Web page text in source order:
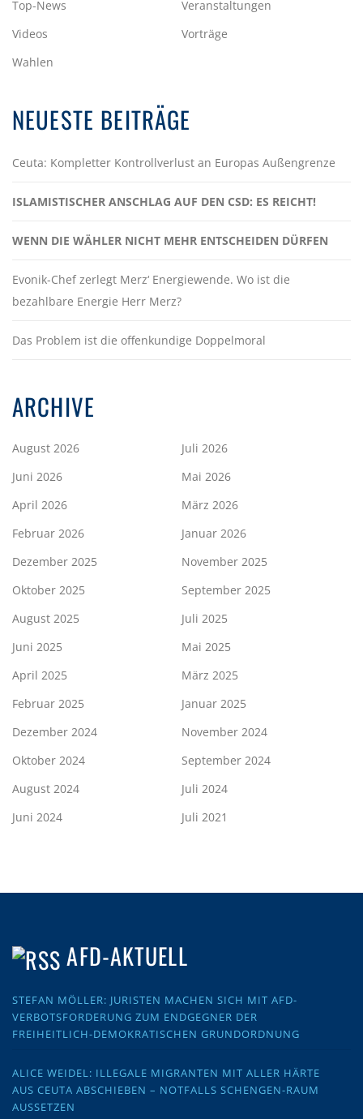
Top-News
Veranstaltungen
Videos
Vorträge
Wahlen
NEUESTE BEITRÄGE
Ceuta: Kompletter Kontrollverlust an Europas Außengrenze
ISLAMISTISCHER ANSCHLAG AUF DEN CSD: ES REICHT!
WENN DIE WÄHLER NICHT MEHR ENTSCHEIDEN DÜRFEN
Evonik-Chef zerlegt Merz‘ Energiewende. Wo ist die
bezahlbare Energie Herr Merz?
Das Problem ist die offenkundige Doppelmoral
ARCHIVE
August 2026
Juli 2026
Juni 2026
Mai 2026
April 2026
März 2026
Februar 2026
Januar 2026
Dezember 2025
November 2025
Oktober 2025
September 2025
August 2025
Juli 2025
Juni 2025
Mai 2025
April 2025
März 2025
Februar 2025
Januar 2025
Dezember 2024
November 2024
Oktober 2024
September 2024
August 2024
Juli 2024
Juni 2024
Juli 2021
AFD-AKTUELL
STEFAN MÖLLER: JURISTEN MACHEN SICH MIT AFD-
VERBOTSFORDERUNG ZUM ENDGEGNER DER
FREIHEITLICH-DEMOKRATISCHEN GRUNDORDNUNG
ALICE WEIDEL: ILLEGALE MIGRANTEN MIT ALLER HÄRTE
AUS CEUTA ABSCHIEBEN – NOTFALLS SCHENGEN-RAUM
AUSSETZEN